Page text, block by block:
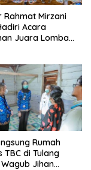
Rahmat Mirzani
Acara
Juara Lomba
Nasional 2026,
Kecintaan
Budaya dan
Rumah
TBC di Tulang
Jihan